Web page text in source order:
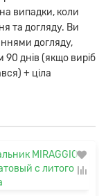
випадки, коли
та догляду. Ви
догляду,
90 днів (якщо виріб
+ ціла